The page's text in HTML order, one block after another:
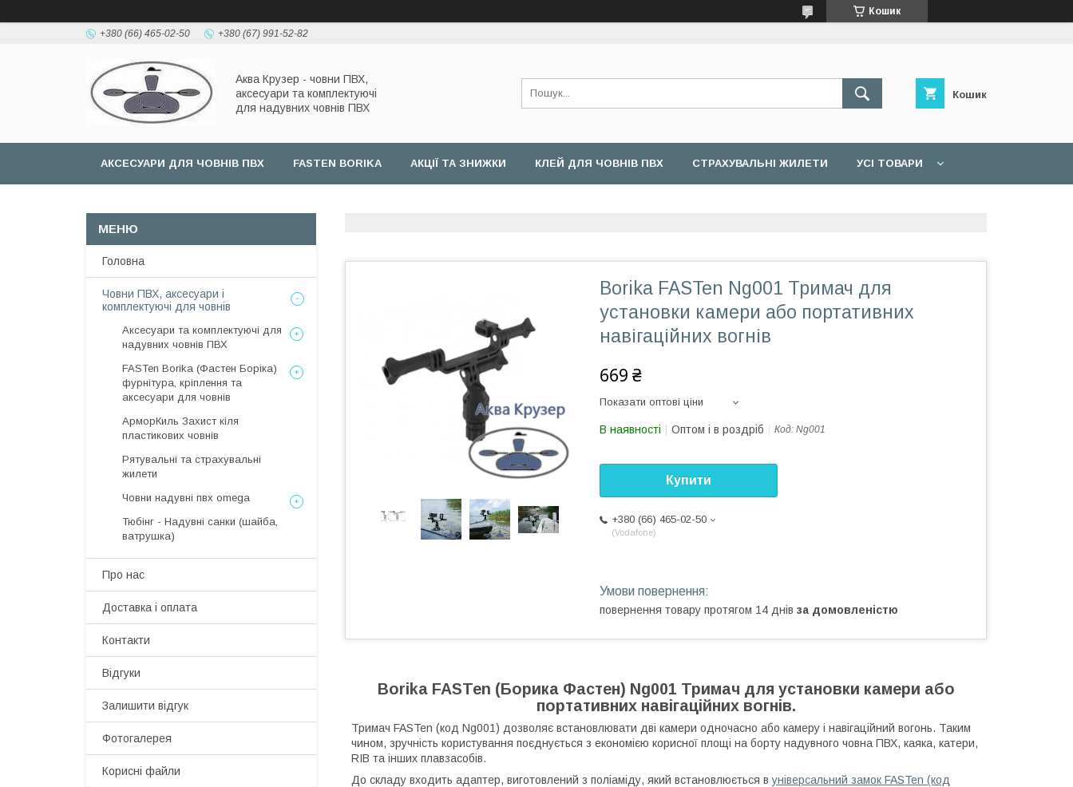
Кошик
+380 (66) 465-02-50 +380 (67) 991-52-82
Аква Крузер - човни ПВХ,
аксесуари та комплектуючі
для надувних човнів ПВХ
Кошик
АКСЕСУАРИ ДЛЯ ЧОВНІВ ПВХ FASTEN BORIKA АКЦІЇ ТА ЗНИЖКИ КЛЕЙ ДЛЯ ЧОВНІВ ПВХ СТРАХУВАЛЬНІ ЖИЛЕТИ УСІ ТОВАРИ
Borika FASTen Ng001 Тримач для
установки камери або портативних
навігаційних вогнів
669 ₴
Показати оптові ціни
В наявності Оптом і в роздріб Код: Ng001
Купити
+380 (66) 465-02-50
Vodafone
повернення товару протягом 14 днів за домовленістю
Borika FASTen (Борика Фастен) Ng001 Тримач для установки камери або
портативних навігаційних вогнів.
Тримач FASTen (код Ng001) дозволяє встановлювати дві камери одночасно або камеру і навігаційний вогонь. Таким
чином, зручність користування поєднується з економією корисної площі на борту надувного човна ПВХ, каяка, катери,
RIB та інших плавзасобів.
До складу входить адаптер, виготовлений з поліаміду, який встановлюється вуніверсальний замок FASTen (код
Головна
Човни ПВХ, аксесуари і
комплектуючі для човнів
Аксесуари та комплектуючі для
надувних човнів ПВХ
FASTen Borika (Фастен Боріка)
фурнітура, кріплення та
аксесуари для човнів
АрморКиль Захист кіля
пластикових човнів
Рятувальні та страхувальні
жилети
Човни надувні пвх omega
Тюбінг - Надувні санки (шайба,
ватрушка)
Про нас
Доставка і оплата
Контакти
Відгуки
Залишити відгук
Фотогалерея
Корисні файли